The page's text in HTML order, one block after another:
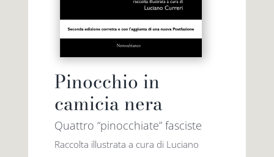
Pinocchio in
camicia nera
Quattro “pinocchiate” fasciste
Raccolta illustrata a cura di Luciano